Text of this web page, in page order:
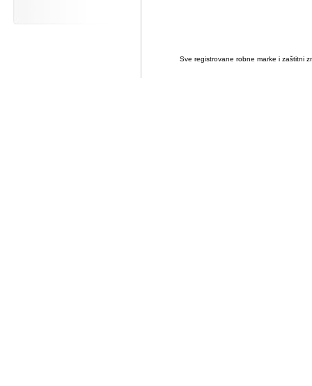
Sve registrovane robne marke i zaštitni